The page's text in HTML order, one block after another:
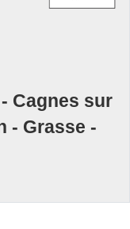
Cagnes sur
- Grasse -